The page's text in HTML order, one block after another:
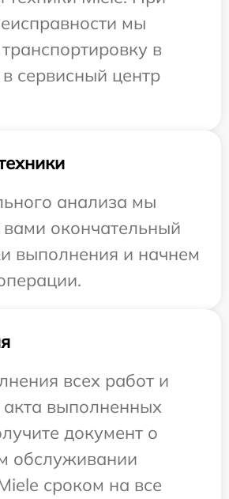
мы
в
сервисный центр
анализа мы
вами окончательный
выполнения и начнем
всех работ и
выполненных
документ о
обслуживании
сроком на все